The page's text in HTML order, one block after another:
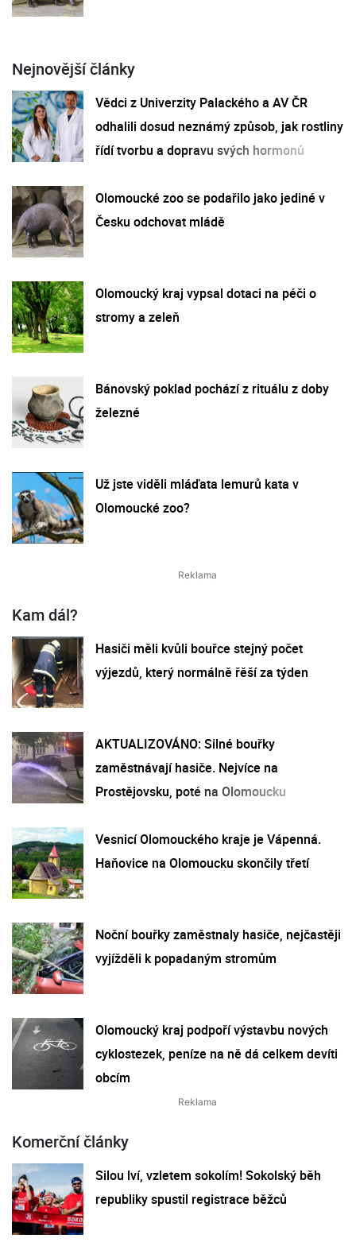
Nejnovější články
Vědci z Univerzity Palackého a AV ČR
odhalili dosud neznámý způsob, jak rostliny
řídí tvorbu a dopravu svých hormonů
Olomoucké zoo se podařilo jako jediné v
Česku odchovat mládě
Olomoucký kraj vypsal dotaci na péči o
stromy a zeleň
Bánovský poklad pochází z rituálu z doby
železné
Už jste viděli mláďata lemurů kata v
Olomoucké zoo?
Kam dál?
Hasiči měli kvůli bouřce stejný počet
výjezdů, který normálně řěší za týden
AKTUALIZOVÁNO: Silné bouřky
zaměstnávají hasiče. Nejvíce na
Prostějovsku, poté na Olomoucku
Vesnicí Olomouckého kraje je Vápenná.
Haňovice na Olomoucku skončily třetí
Noční bouřky zaměstnaly hasiče, nejčastěji
vyjížděli k popadaným stromům
Olomoucký kraj podpoří výstavbu nových
cyklostezek, peníze na ně dá celkem devíti
obcím
Komerční články
Silou lví, vzletem sokolím! Sokolský běh
republiky spustil registrace běžců